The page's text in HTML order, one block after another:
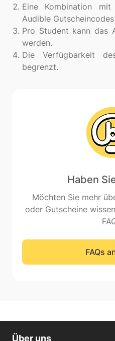
Eine Kombination
Audible
Pro Student kann das
werden.
Die Verfügbarkeit
begrenzt.
Haben
Möchten Sie mehr
oder Gutscheine
FAQs
Über uns